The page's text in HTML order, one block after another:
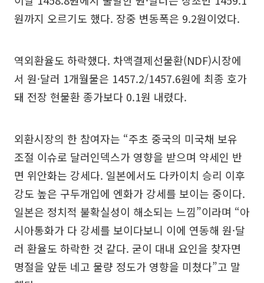
원까지 오르기도 했다. 장중 변동폭은 9.2원이었다.
역외환율도 하락했다. 차액결제선물환(NDF)시장에
서 원·달러 1개월물은 1457.2/1457.6원에 최종 호가
돼 전장 현물환 종가보다 0.1원 내렸다.
외환시장의 한 참여자는 “주초 중국의 미국채 보유
조절 이슈로 달러인덱스가 영향을 받으며 약세인 반
면 위안화는 강세다. 일본에서도 다카이치 승리 이후
강도 높은 구두개입에 엔화가 강세를 보이는 중이다.
일본은 정치적 불확실성이 해소되는 느낌”이라며 “아
시아통화가 다 강세를 보이다보니 이에 연동해 원·달
러 환율도 하락한 것 같다. 굳이 대내 요인을 찾자면
명절을 앞둔 네고 물량 정도가 영향을 미쳤다”고 말